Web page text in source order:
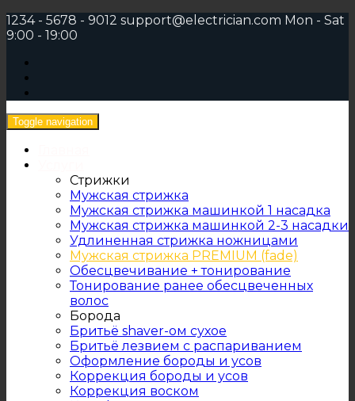
1234 - 5678 - 9012 support@electrician.com Mon - Sat
9:00 - 19:00
Toggle navigation
Стрижки
Мужская стрижка
Мужская стрижка машинкой 1 насадка
Мужская стрижка машинкой 2-3 насадки
Удлиненная стрижка ножницами
Мужская стрижка PREMIUM (fade)
Обесцвечивание + тонирование
Тонирование ранее обесцвеченных
волос
Борода
Бритьё shaver-ом сухое
Бритьё лезвием с распариванием
Оформление бороды и усов
Коррекция бороды и усов
Коррекция воском